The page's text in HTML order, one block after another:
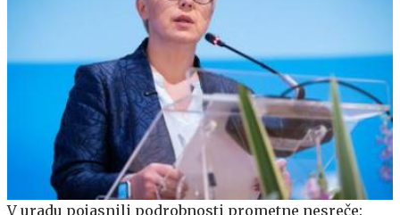
V uradu pojasnili podrobnosti prometne nesreče: